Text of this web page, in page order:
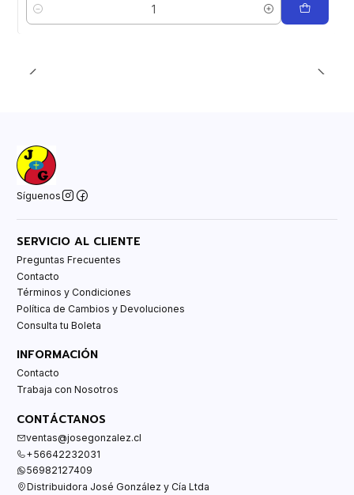
Cantidad
Síguenos
SERVICIO AL CLIENTE
Preguntas Frecuentes
Contacto
Términos y Condiciones
Política de Cambios y Devoluciones
Consulta tu Boleta
INFORMACIÓN
Contacto
Trabaja con Nosotros
CONTÁCTANOS
ventas@josegonzalez.cl
+56642232031
56982127409
Distribuidora José González y Cía Ltda